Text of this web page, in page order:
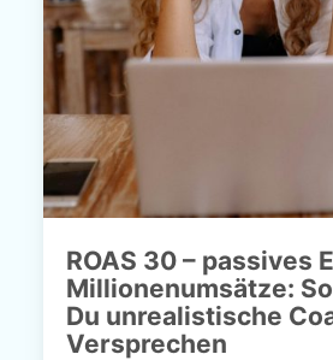
ROAS 30 – passives
Millionenumsätze:
Du unrealistische
Versprechen